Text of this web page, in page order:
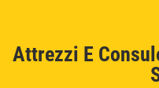
Attrezzi E